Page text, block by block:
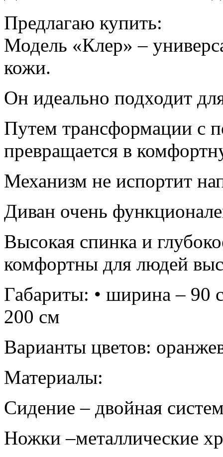
Предлагаю купить:
Модель «Клер» –
кожи.
Он идеально подходит
Путем трансформации с
превращается в
Механизм не испортит
Диван очень
Высокая спинка и
комфортны для людей
Габариты: • ширина – 90
200 см
Варианты цветов:
Материалы:
Сидение – двойная
Ножки –металлические